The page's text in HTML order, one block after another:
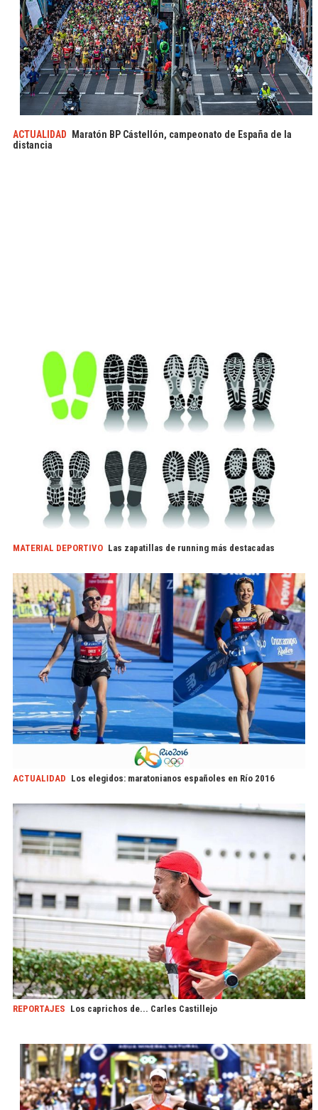
ACTUALIDAD
Maratón BP Cástellón, campeonato de España de la
distancia
MATERIAL DEPORTIVO Las zapatillas de running más destacadas
ACTUALIDAD Los elegidos: maratonianos españoles en Río 2016
REPORTAJES Los caprichos de... Carles Castillejo